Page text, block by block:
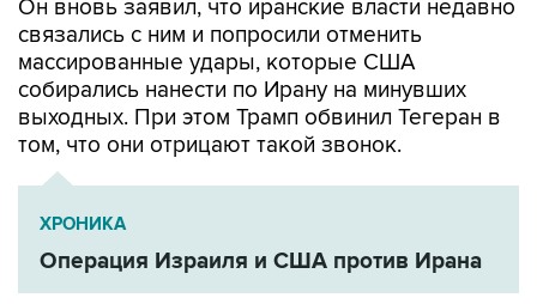
Он вновь заявил, что иранские власти недавно
связались с ним и попросили отменить
массированные удары, которые США
собирались нанести по Ирану на минувших
выходных. При этом Трамп обвинил Тегеран в
том, что они отрицают такой звонок.
ХРОНИКА
Операция Израиля и США против Ирана